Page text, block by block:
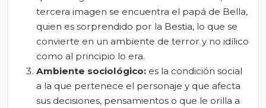
tercera imagen se encuentra el papá de Bella,
quien es sorprendido por la Bestia, lo que se
convierte en un ambiente de terror y no idílico
como al principio lo era.
Ambiente sociológico: es la condición social
a la que pertenece el personaje y que afecta
sus decisiones, pensamientos o que le orilla a